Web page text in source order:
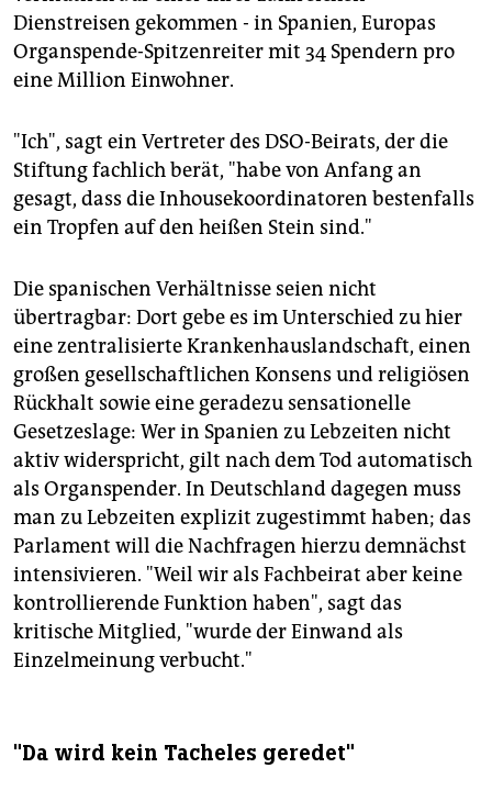
Dienstreisen gekommen - in Spanien, Europas
Organspende-Spitzenreiter mit 34 Spendern pro
eine Million Einwohner.
"Ich", sagt ein Vertreter des DSO-Beirats, der die
Stiftung fachlich berät, "habe von Anfang an
gesagt, dass die Inhousekoordinatoren bestenfalls
ein Tropfen auf den heißen Stein sind."
Die spanischen Verhältnisse seien nicht
übertragbar: Dort gebe es im Unterschied zu hier
eine zentralisierte Krankenhauslandschaft, einen
großen gesellschaftlichen Konsens und religiösen
Rückhalt sowie eine geradezu sensationelle
Gesetzeslage: Wer in Spanien zu Lebzeiten nicht
aktiv widerspricht, gilt nach dem Tod automatisch
als Organspender. In Deutschland dagegen muss
man zu Lebzeiten explizit zugestimmt haben; das
Parlament will die Nachfragen hierzu demnächst
intensivieren. "Weil wir als Fachbeirat aber keine
kontrollierende Funktion haben", sagt das
kritische Mitglied, "wurde der Einwand als
Einzelmeinung verbucht."
"Da wird kein Tacheles geredet"